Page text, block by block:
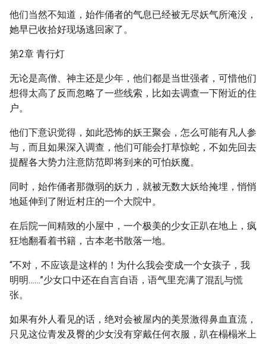
他们当然不知道，始作俑者的气息已经被无尽妖气所淹没，
她早已收拾好现场逃回家了。
第2章 青行灯
无论是高僧、神主还是少年，他们都是当世强者，可惜他们
想得太高了反而忽略了一些线索，比如去调查一下附近的住
户。
他们下意识觉得，如此恐怖的妖王聚会，怎么可能有凡人参
与，而且如果深入调查，他们可能会打草惊蛇，不如先回去
提醒各大势力注意防范即将到来的可怕妖魔。
同时，始作俑者那微弱的妖力，就被无数大妖给掩埋，悄悄
地延伸到了附近村庄的一个大院中。
在后院一间精致的小屋中，一个极美的少女正趴在地上，疯
狂地翻看着书籍，古本老书散落一地。
“不对，不应该是这样的！为什么我会变成一个女孩子，我
明明……”少女口中还在自言自语，语气里充满了混乱与慌
张。
如果有外人看见的话，绝对会被屋内的美景激得鼻血直流，
只见这位青发及臀的少女没有穿戴任何衣服，趴在榻榻米上